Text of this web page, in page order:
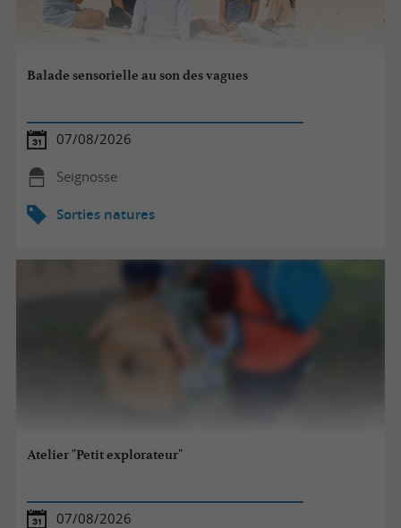
Balade sensorielle au son des vagues
07/08/2026
Seignosse
Sorties natures
Atelier "Petit explorateur"
07/08/2026